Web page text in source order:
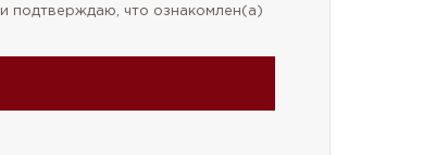
и подтверждаю, что ознакомлен(а)